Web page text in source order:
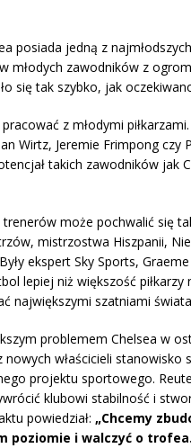
posiada jedną z
młodych zawodników z
się tak szybko, jak
z młodymi
Wirtz, Jeremie Frimpong czy
takich zawodników jak
trenerów może pochwalić się
mistrzostwa Hiszpanii,
ekspert Sky Sports,
lepiej niż większość piłkarzy
największymi szatniami
problemem Chelsea w
właścicieli stanowisko
projektu sportowego.
klubowi stabilność i
powiedział: „Chcemy
poziomie i walczyć o